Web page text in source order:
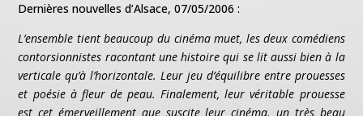
Dernières nouvelles d’Alsace, 07/05/2006 :
L’ensemble tient beaucoup du cinéma muet, les deux comédiens
contorsionnistes racontant une histoire qui se lit aussi bien à la
verticale qu’à l’horizontale. Leur jeu d’équilibre entre prouesses
et poésie à fleur de peau. Finalement, leur véritable prouesse
est cet émerveillement que suscite leur cinéma. un très beau